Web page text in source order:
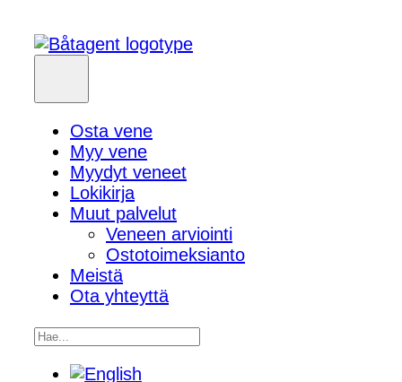
Osta vene
Myy vene
Myydyt veneet
Lokikirja
Muut palvelut
Veneen arviointi
Ostotoimeksianto
Meistä
Ota yhteyttä